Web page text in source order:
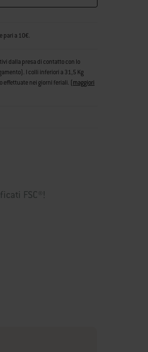
pari a 10€.
dalla presa di contatto con lo
I colli inferiori a 31,5 Kg
effettuate nei giorni feriali. (maggiori
FSC®!